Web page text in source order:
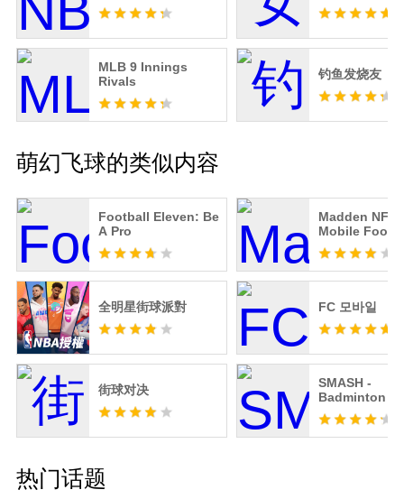
MLB 9 Innings
Rivals
钓鱼发烧友
萌幻飞球的类似内容
Football Eleven: Be
A Pro
Madden NFL
Mobile
全明星街球派對 FC 모바일
街球对决
SMASH -
Badminton
Game
热门话题